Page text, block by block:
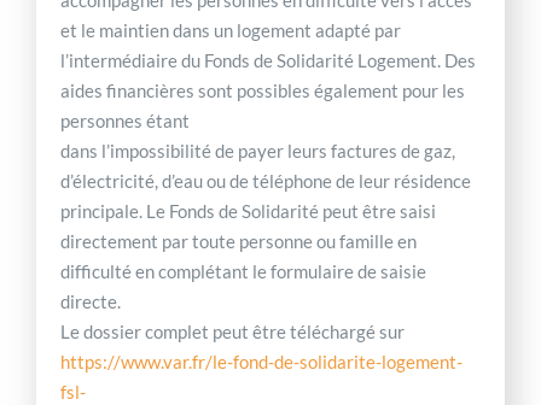
et le maintien dans un logement adapté par
l’intermédiaire du Fonds de Solidarité Logement. Des
aides financières sont possibles également pour les
personnes étant
dans l’impossibilité de payer leurs factures de gaz,
d’électricité, d’eau ou de téléphone de leur résidence
principale. Le Fonds de Solidarité peut être saisi
directement par toute personne ou famille en
difficulté en complétant le formulaire de saisie
directe.
Le dossier complet peut être téléchargé sur
https://www.var.fr/le-fond-de-solidarite-logement-
fsl-